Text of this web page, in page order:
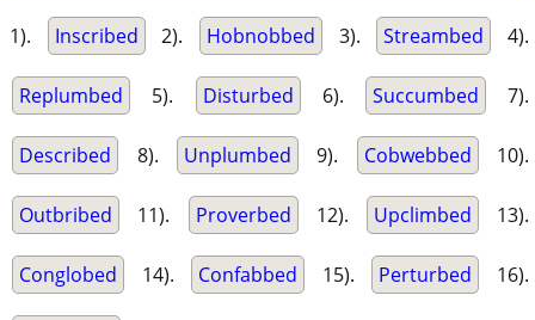
1). Inscribed 2). Hobnobbed 3). Streambed 4).
Replumbed 5). Disturbed 6). Succumbed 7).
Described 8). Unplumbed 9). Cobwebbed 10).
Outbribed 11). Proverbed 12). Upclimbed 13).
Conglobed 14). Confabbed 15). Perturbed 16).